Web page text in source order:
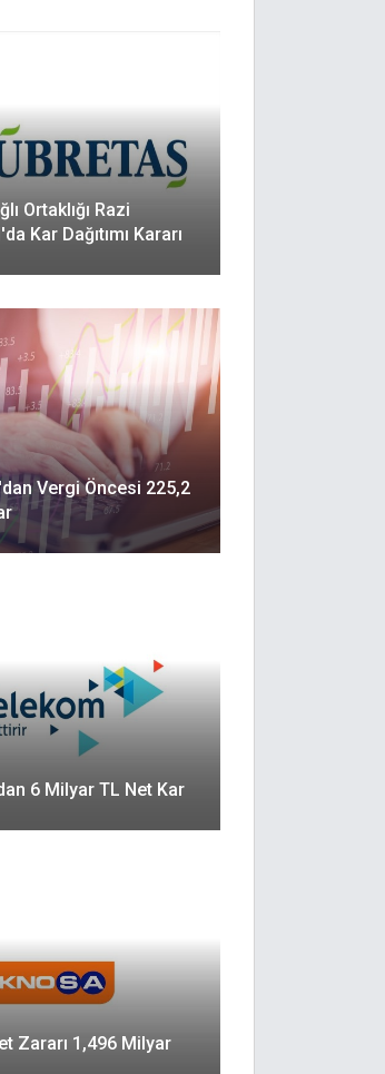
Ortaklığı Razi
Kar Dağıtımı Kararı
Vergi Öncesi 225,2
6 Milyar TL Net Kar
Zararı 1,496 Milyar